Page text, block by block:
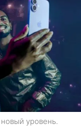
уровень.